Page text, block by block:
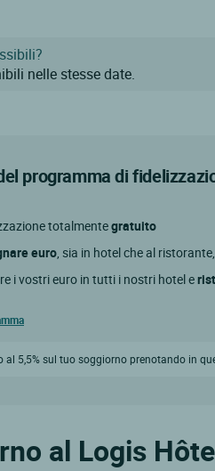
nelle stesse date.
programma di
totalmentegratuito
euro , sia in hotel che al
i vostri euro in tutti i nostri hotel e
al 5,5% sul tuo soggiorno prenotando in
al Logis